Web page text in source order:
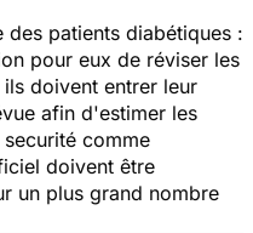
patients diabétiques :
pour eux de réviser les
doivent entrer leur
afin d'estimer les
comme
doivent être
un plus grand nombre